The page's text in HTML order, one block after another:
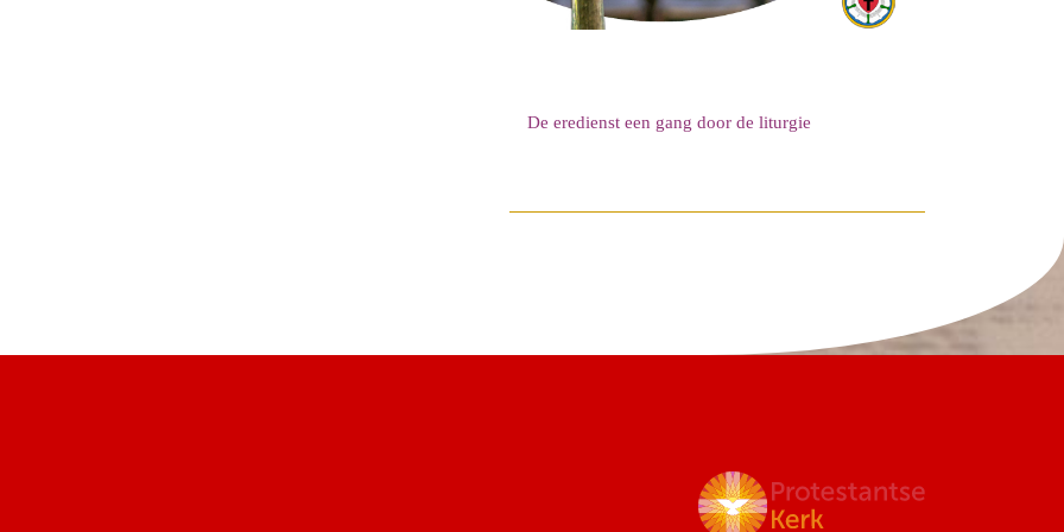
De eredienst een gang door de liturgie